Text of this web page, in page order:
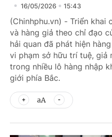
16/05/2026 15:43
(Chinhphu.vn) - Triển khai
và hàng giả theo chỉ đạo
hải quan đã phát hiện
vi phạm sở hữu trí tuệ, giả
trong nhiều lô hàng nhập
giới phía Bắc.
aA